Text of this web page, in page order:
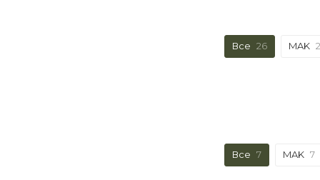
Все 26 MAK
Все 7 MAK 7